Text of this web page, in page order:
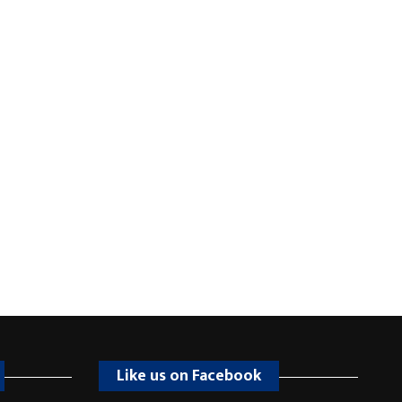
Like us on Facebook